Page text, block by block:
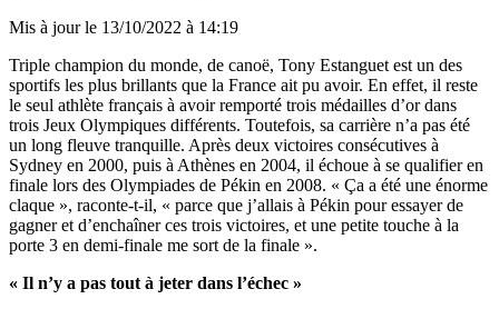
Mis à jour le 13/10/2022 à 14:19
Triple champion du monde, de canoë, Tony Estanguet est un des
sportifs les plus brillants que la France ait pu avoir. En effet, il reste
le seul athlète français à avoir remporté trois médailles d’or dans
trois Jeux Olympiques différents. Toutefois, sa carrière n’a pas été
un long fleuve tranquille. Après deux victoires consécutives à
Sydney en 2000, puis à Athènes en 2004, il échoue à se qualifier en
finale lors des Olympiades de Pékin en 2008. « Ça a été une énorme
claque », raconte-t-il, « parce que j’allais à Pékin pour essayer de
gagner et d’enchaîner ces trois victoires, et une petite touche à la
porte 3 en demi-finale me sort de la finale ».
« Il n’y a pas tout à jeter dans l’échec »